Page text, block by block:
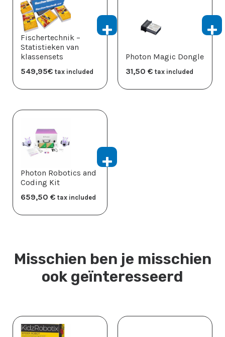
Fischertechnik –
Statistieken van
klassensets
549,95​€ tax included
Photon Magic Dongle
31,50 ​€ tax included
Photon Robotics and
Coding Kit
659,50 ​€ tax included
Misschien ben je misschien
ook geïnteresseerd